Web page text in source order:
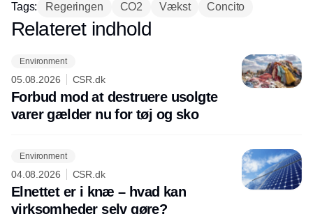
Tags: Regeringen CO2 Vækst Concito
Annonce
Relateret indhold
Environment
05.08.2026 CSR.dk
Forbud mod at destruere usolgte
varer gælder nu for tøj og sko
Environment
04.08.2026 CSR.dk
Elnettet er i knæ – hvad kan
virksomheder selv gøre?